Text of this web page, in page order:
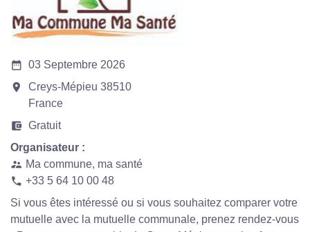
date_range 03 Septembre 2026
room
Creys-Mépieu 38510
France
account_balance_wallet Gratuit
Organisateur :
supervisor_account Ma commune, ma santé
phone +33 5 64 10 00 48
Si vous êtes intéressé ou si vous souhaitez comparer votre
mutuelle avec la mutuelle communale, prenez rendez-vous